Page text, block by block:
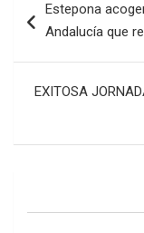
de
Estepona
Andalucía que
EXITOSA